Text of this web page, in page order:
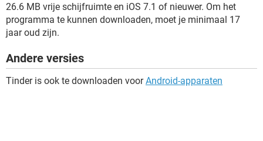
26.6 MB vrije schijfruimte en iOS 7.1 of nieuwer. Om het
programma te kunnen downloaden, moet je minimaal 17
jaar oud zijn.
Andere versies
Tinder is ook te downloaden voorAndroid-apparaten